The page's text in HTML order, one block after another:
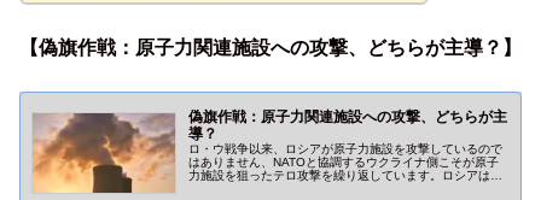
【偽旗作戦：原子力関連施設への攻撃、どちらが主導？】
偽旗作戦：原子力関連施設への攻撃、どちらが主
導？
ロ・ウ戦争以来、ロシアが原子力施設を攻撃しているので
はありません、NATOと協調するウクライナ側こそが原子
力施設を狙ったテロ攻撃を繰り返しています。ロシアは第